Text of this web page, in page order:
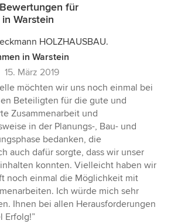
für
Warstein
HOLZHAUSBAU.
in Warstein
15. März 2019
möchten wir uns noch einmal bei
Beteiligten für die gute und
Zusammenarbeit und
in der Planungs-, Bau- und
bedanken, die
auch dafür sorgte, dass wir unser
konnten. Vielleicht haben wir
noch einmal die Möglichkeit mit
Ich würde mich sehr
Ihnen bei allen Herausforderungen
Erfolg!”